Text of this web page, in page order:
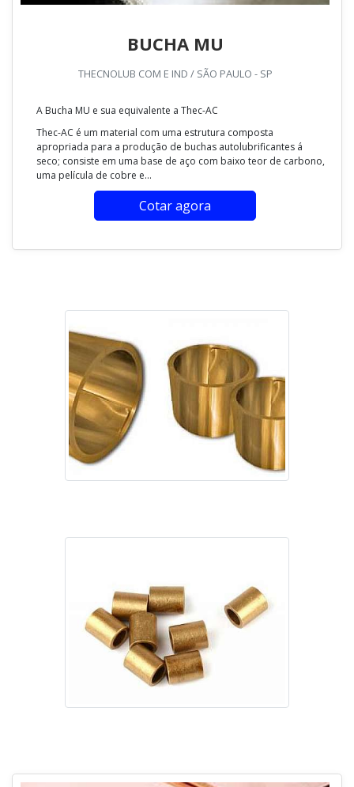
BUCHA MU
THECNOLUB COM E IND / SÃO PAULO - SP
A Bucha MU e sua equivalente a Thec-AC
Thec-AC é um material com uma estrutura composta
apropriada para a produção de buchas autolubrificantes á
seco; consiste em uma base de aço com baixo teor de carbono,
uma película de cobre e...
Cotar agora